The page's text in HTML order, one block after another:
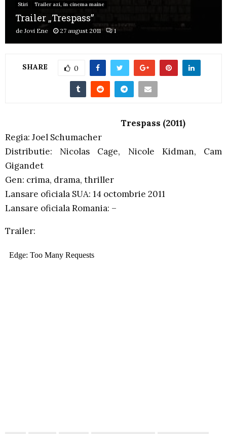
Stiri Trailer azi, in cinema maine
Trailer „Trespass”
de Jovi Ene 27 august 2011 1
SHARE 0
Trespass (2011)
Regia: Joel Schumacher
Distributie: Nicolas Cage, Nicole Kidman, Cam
Gigandet
Gen: crima, drama, thriller
Lansare oficiala SUA: 14 octombrie 2011
Lansare oficiala Romania: –
Trailer: